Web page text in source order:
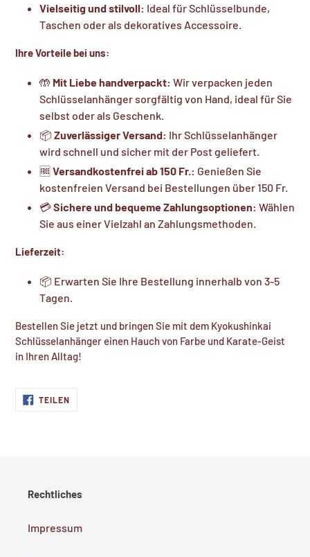
Vielseitig und stilvoll: Ideal für Schlüsselbunde,
Taschen oder als dekoratives Accessoire.
Ihre Vorteile bei uns:
🤲 Mit Liebe handverpackt: Wir verpacken jeden
Schlüsselanhänger sorgfältig von Hand, ideal für Sie
selbst oder als Geschenk.
📦 Zuverlässiger Versand: Ihr Schlüsselanhänger
wird schnell und sicher mit der Post geliefert.
🆓 Versandkostenfrei ab 150 Fr.: Genießen Sie
kostenfreien Versand bei Bestellungen über 150 Fr.
💳Sichere und bequeme Zahlungsoptionen: Wählen
Sie aus einer Vielzahl an Zahlungsmethoden.
Lieferzeit:
📦 Erwarten Sie Ihre Bestellung innerhalb von 3-5
Tagen.
Bestellen Sie jetzt und bringen Sie mit dem Kyokushinkai
Schlüsselanhänger einen Hauch von Farbe und Karate-Geist
in Ihren Alltag!
TEILENAUF
FACEBOOK
Rechtliches
Impressum